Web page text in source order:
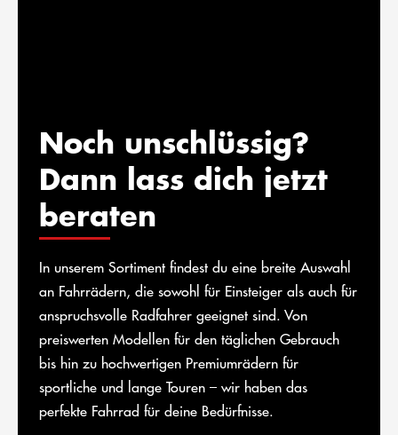
Noch unschlüssig?
Dann lass dich jetzt
beraten
In unserem Sortiment findest du eine breite Auswahl
an Fahrrädern, die sowohl für Einsteiger als auch für
anspruchsvolle Radfahrer geeignet sind. Von
preiswerten Modellen für den täglichen Gebrauch
bis hin zu hochwertigen Premiumrädern für
sportliche und lange Touren – wir haben das
perfekte Fahrrad für deine Bedürfnisse.